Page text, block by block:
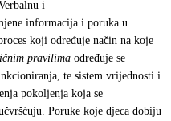
i
informacija i poruka u
koji određuje način na koje
pravilima određuje se
te sistem vrijednosti i
pokoljenja koja se
Poruke koje djeca dobiju